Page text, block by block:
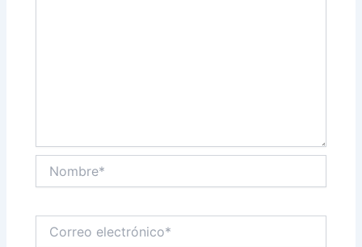
electrónico*